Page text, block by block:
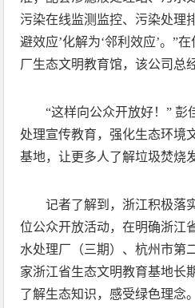
污染在线监测监控、污染处理
避效应’化解为‘邻利效应’。”
厂生态文明教育馆，该公司总
“这样向公众开放好！”
处理宣传教育，强化生态环境
基地，让更多人了解垃圾焚烧
记者了解到，浙江积极落
位公众开放活动，在明确浙江
水处理厂（三期）、杭州市第
家浙江省生态文明教育基地长
了解生态知识，感受绿色理念。